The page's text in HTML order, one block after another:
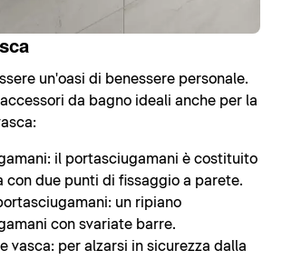
un'oasi di benessere personale.
da bagno ideali anche per la
il portasciugamani è costituito
con due punti di fissaggio a parete.
un ripiano
con svariate barre.
vasca: per alzarsi in sicurezza dalla